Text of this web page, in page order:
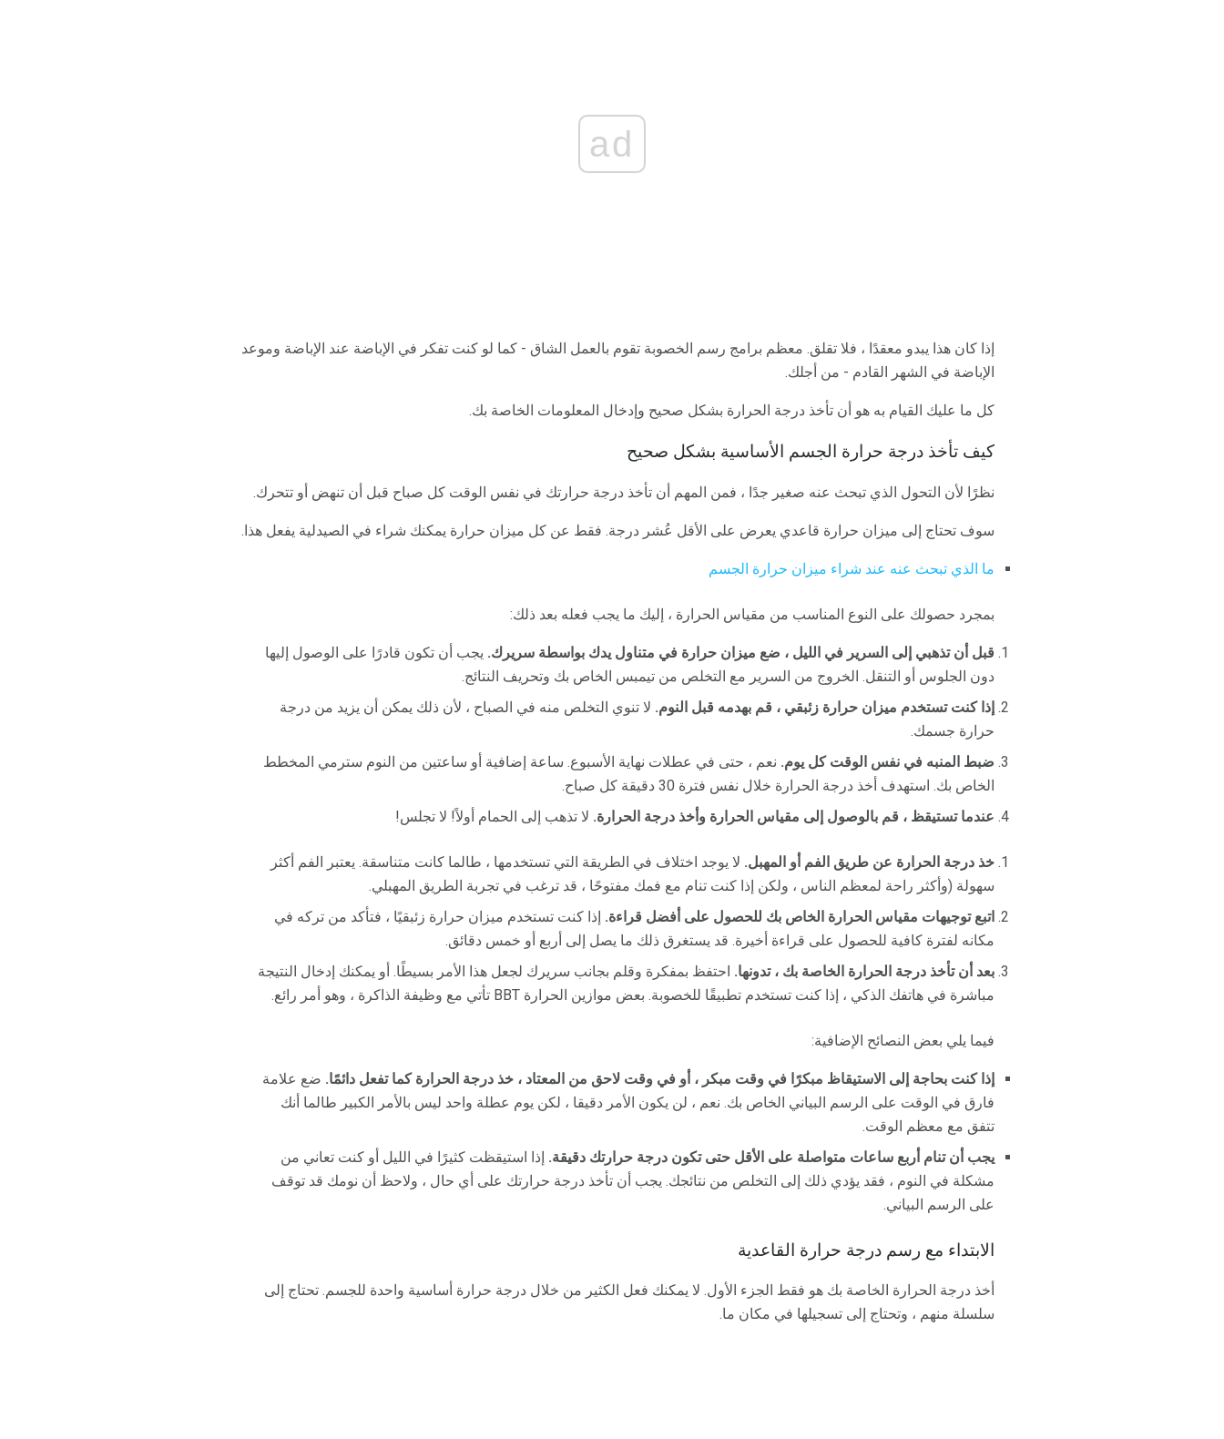
ad
إذا كان هذا يبدو معقدًا ، فلا تقلق. معظم برامج رسم الخصوبة تقوم بالعمل الشاق - كما لو كنت تفكر في الإباضة عند الإباضة وموعد
الإباضة في الشهر القادم - من أجلك.
كل ما عليك القيام به هو أن تأخذ درجة الحرارة بشكل صحيح وإدخال المعلومات الخاصة بك.
كيف تأخذ درجة حرارة الجسم الأساسية بشكل صحيح
نظرًا لأن التحول الذي تبحث عنه صغير جدًا ، فمن المهم أن تأخذ درجة حرارتك في نفس الوقت كل صباح قبل أن تنهض أو تتحرك.
سوف تحتاج إلى ميزان حرارة قاعدي يعرض على الأقل عُشر درجة. فقط عن كل ميزان حرارة يمكنك شراء في الصيدلية يفعل هذا.
ما الذي تبحث عنه عند شراء ميزان حرارة الجسم
بمجرد حصولك على النوع المناسب من مقياس الحرارة ، إليك ما يجب فعله بعد ذلك:
قبل أن تذهبي إلى السرير في الليل ، ضع ميزان حرارة في متناول يدك بواسطة سريرك. يجب أن تكون قادرًا على الوصول إليها
دون الجلوس أو التنقل. الخروج من السرير مع التخلص من تيمبس الخاص بك وتحريف النتائج.
إذا كنت تستخدم ميزان حرارة زئبقي ، قم بهدمه قبل النوم. لا تنوي التخلص منه في الصباح ، لأن ذلك يمكن أن يزيد من درجة
حرارة جسمك.
ضبط المنبه في نفس الوقت كل يوم. نعم ، حتى في عطلات نهاية الأسبوع. ساعة إضافية أو ساعتين من النوم سترمي المخطط
الخاص بك. استهدف أخذ درجة الحرارة خلال نفس فترة 30 دقيقة كل صباح.
عندما تستيقظ ، قم بالوصول إلى مقياس الحرارة وأخذ درجة الحرارة. لا تذهب إلى الحمام أولاً! لا تجلس!
خذ درجة الحرارة عن طريق الفم أو المهبل. لا يوجد اختلاف في الطريقة التي تستخدمها ، طالما كانت متناسقة. يعتبر الفم أكثر
سهولة (وأكثر راحة لمعظم الناس ، ولكن إذا كنت تنام مع فمك مفتوحًا ، قد ترغب في تجربة الطريق المهبلي.
اتبع توجيهات مقياس الحرارة الخاص بك للحصول على أفضل قراءة. إذا كنت تستخدم ميزان حرارة زئبقيًا ، فتأكد من تركه في
مكانه لفترة كافية للحصول على قراءة أخيرة. قد يستغرق ذلك ما يصل إلى أربع أو خمس دقائق.
بعد أن تأخذ درجة الحرارة الخاصة بك ، تدونها. احتفظ بمفكرة وقلم بجانب سريرك لجعل هذا الأمر بسيطًا. أو يمكنك إدخال النتيجة
مباشرة في هاتفك الذكي ، إذا كنت تستخدم تطبيقًا للخصوبة. بعض موازين الحرارة BBT تأتي مع وظيفة الذاكرة ، وهو أمر رائع.
فيما يلي بعض النصائح الإضافية:
إذا كنت بحاجة إلى الاستيقاظ مبكرًا في وقت مبكر ، أو في وقت لاحق من المعتاد ، خذ درجة الحرارة كما تفعل دائمًا. ضع علامة
فارق في الوقت على الرسم البياني الخاص بك. نعم ، لن يكون الأمر دقيقا ، لكن يوم عطلة واحد ليس بالأمر الكبير طالما أنك
تتفق مع معظم الوقت.
يجب أن تنام أربع ساعات متواصلة على الأقل حتى تكون درجة حرارتك دقيقة. إذا استيقظت كثيرًا في الليل أو كنت تعاني من
مشكلة في النوم ، فقد يؤدي ذلك إلى التخلص من نتائجك. يجب أن تأخذ درجة حرارتك على أي حال ، ولاحظ أن نومك قد توقف
على الرسم البياني.
الابتداء مع رسم درجة حرارة القاعدية
أخذ درجة الحرارة الخاصة بك هو فقط الجزء الأول. لا يمكنك فعل الكثير من خلال درجة حرارة أساسية واحدة للجسم. تحتاج إلى
سلسلة منهم ، وتحتاج إلى تسجيلها في مكان ما.